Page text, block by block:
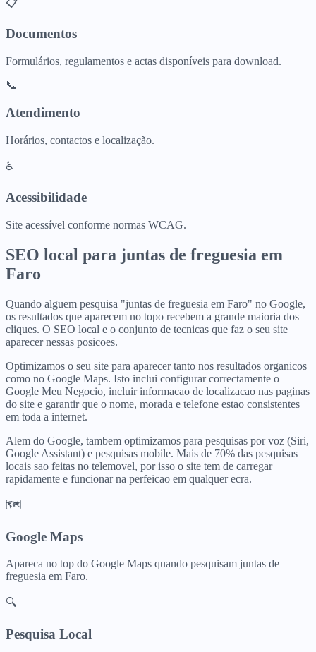
Documentos
Formulários, regulamentos e actas disponíveis para download.
📞
Atendimento
Horários, contactos e localização.
♿
Acessibilidade
Site acessível conforme normas WCAG.
SEO local para juntas de freguesia em
Faro
Quando alguem pesquisa "juntas de freguesia em Faro" no Google,
os resultados que aparecem no topo recebem a grande maioria dos
cliques. O SEO local e o conjunto de tecnicas que faz o seu site
aparecer nessas posicoes.
Optimizamos o seu site para aparecer tanto nos resultados organicos
como no Google Maps. Isto inclui configurar correctamente o
Google Meu Negocio, incluir informacao de localizacao nas paginas
do site e garantir que o nome, morada e telefone estao consistentes
em toda a internet.
Alem do Google, tambem optimizamos para pesquisas por voz (Siri,
Google Assistant) e pesquisas mobile. Mais de 70% das pesquisas
locais sao feitas no telemovel, por isso o site tem de carregar
rapidamente e funcionar na perfeicao em qualquer ecra.
🗺️
Google Maps
Apareca no top do Google Maps quando pesquisam juntas de
freguesia em Faro.
🔍
Pesquisa Local